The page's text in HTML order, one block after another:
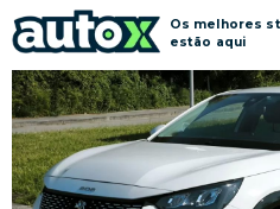
Os melhores
estão aqui